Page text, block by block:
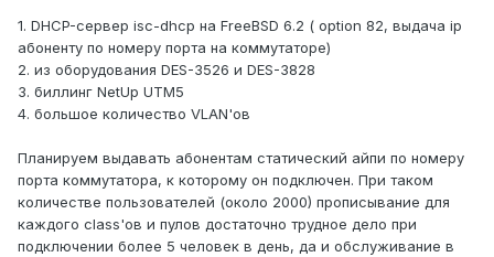
1. DHCP-сервер isc-dhcp на FreeBSD 6.2 ( option 82, выдача ip
абоненту по номеру порта на коммутаторе)
2. из оборудования DES-3526 и DES-3828
3. биллинг NetUp UTM5
4. большое количество VLAN'ов
Планируем выдавать абонентам статический айпи по номеру
порта коммутатора, к которому он подключен. При таком
количестве пользователей (около 2000) прописывание для
каждого class'ов и пулов достаточно трудное дело при
подключении более 5 человек в день, да и обслуживание в